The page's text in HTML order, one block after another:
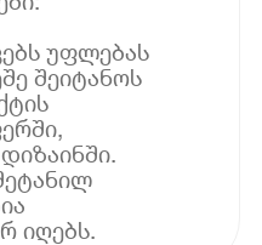
უფლებას
შეიტანოს
იღებს.